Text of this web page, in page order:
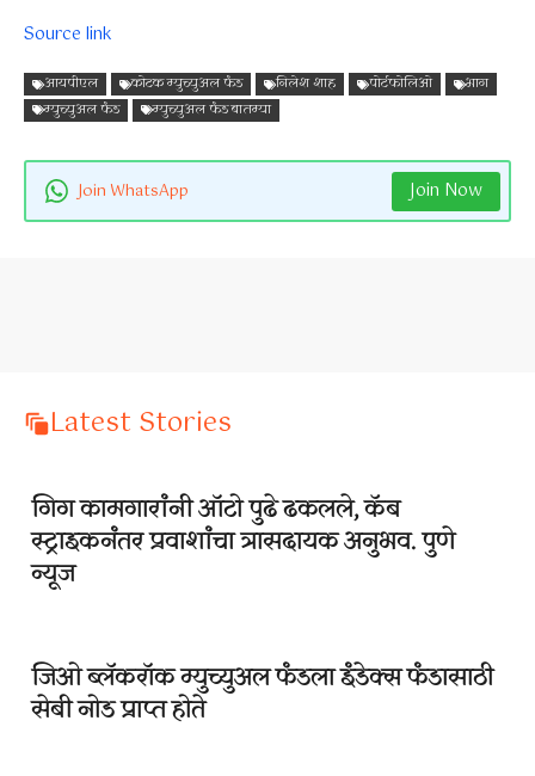
Source link
आयपीएल कोटक म्युच्युअल फंड निलेश शाह पोर्टफोलिओ
भाग
म्युच्युअल फंड
म्युच्युअल फंड बातम्या
Join WhatsApp Join Now
Latest Stories
गिग कामगारांनी ऑटो पुढे ढकलले, कॅब
स्ट्राइकनंतर प्रवाशांचा त्रासदायक अनुभव. पुणे
न्यूज
जिओ ब्लॅकरॉक म्युच्युअल फंडला इंडेक्स फंडासाठी
सेबी नोड प्राप्त होते